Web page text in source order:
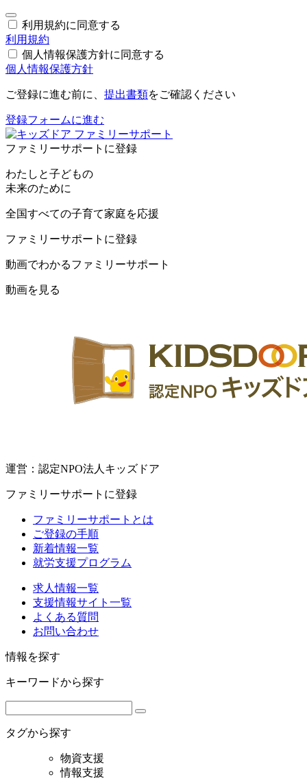
利用規約に同意する
利用規約
個人情報保護方針に同意する
個人情報保護方針
ご登録に進む前に、 提出書類をご確認ください
登録フォームに進む
ファミリーサポートに登録
わたしと子どもの
未来のために
全国すべての子育て家庭を応援
ファミリーサポートに登録
動画でわかるファミリーサポート
動画を見る
運営：認定NPO法人キッズドア
ファミリーサポートに登録
ファミリーサポートとは
ご登録の手順
新着情報一覧
就労支援プログラム
求人情報一覧
支援情報サイト一覧
よくある質問
お問い合わせ
情報を探す
キーワードから探す
タグから探す
物資支援
情報支援